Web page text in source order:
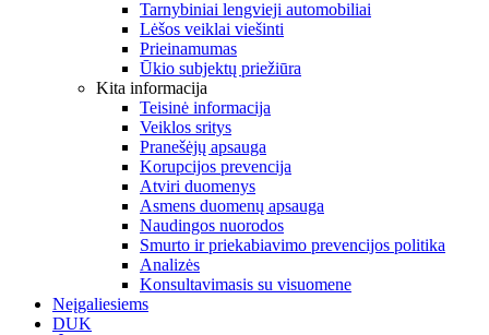
Tarnybiniai lengvieji automobiliai
Lėšos veiklai viešinti
Prieinamumas
Ūkio subjektų priežiūra
Kita informacija
Teisinė informacija
Veiklos sritys
Pranešėjų apsauga
Korupcijos prevencija
Atviri duomenys
Asmens duomenų apsauga
Naudingos nuorodos
Smurto ir priekabiavimo prevencijos politika
Analizės
Konsultavimasis su visuomene
Neįgaliesiems
DUK